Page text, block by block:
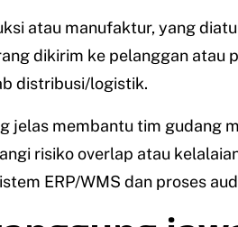
atau manufaktur, yang
dikirim ke pelanggan atau
distribusi/logistik.
jelas membantu tim gudang
risiko overlap atau
ERP/WMS dan proses